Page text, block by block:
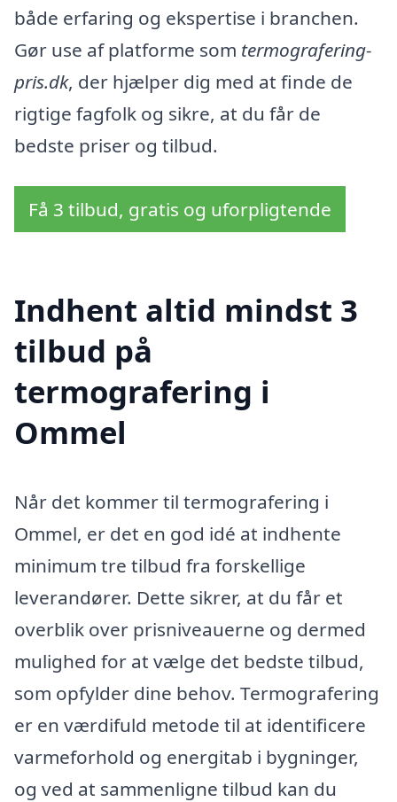
både erfaring og ekspertise i branchen.
Gør use af platforme som termografering-
pris.dk, der hjælper dig med at finde de
rigtige fagfolk og sikre, at du får de
bedste priser og tilbud.
Få 3 tilbud, gratis og uforpligtende
Indhent altid mindst 3
tilbud på
termografering i
Ommel
Når det kommer til termografering i
Ommel, er det en god idé at indhente
minimum tre tilbud fra forskellige
leverandører. Dette sikrer, at du får et
overblik over prisniveauerne og dermed
mulighed for at vælge det bedste tilbud,
som opfylder dine behov. Termografering
er en værdifuld metode til at identificere
varmeforhold og energitab i bygninger,
og ved at sammenligne tilbud kan du